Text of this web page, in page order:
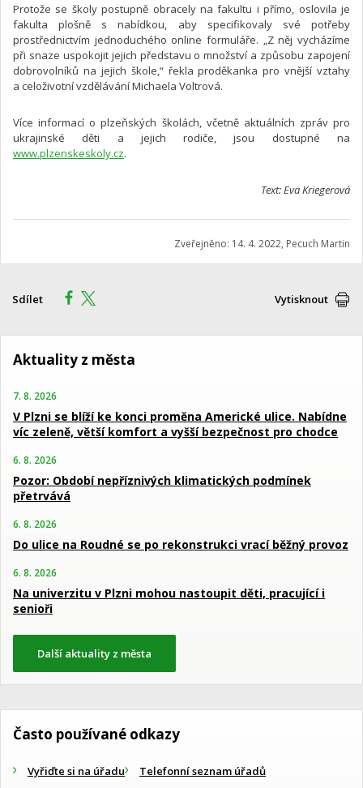
Protože se školy postupně obracely na fakultu i přímo, oslovila je
fakulta plošně s nabídkou, aby specifikovaly své potřeby
prostřednictvím jednoduchého online formuláře. „Z něj vycházíme
při snaze uspokojit jejich představu o množství a způsobu zapojení
dobrovolníků na jejich škole,“ řekla proděkanka pro vnější vztahy
a celoživotní vzdělávání Michaela Voltrová.
Více informací o plzeňských školách, včetně aktuálních zpráv pro
ukrajinské děti a jejich rodiče, jsou dostupné na
www.plzenskeskoly.cz.
Text: Eva Kriegerová
Zveřejněno: 14. 4. 2022, Pecuch Martin
Sdílet Vytisknout
Aktuality z města
7. 8. 2026
V Plzni se blíží ke konci proměna Americké ulice. Nabídne
víc zeleně, větší komfort a vyšší bezpečnost pro chodce
6. 8. 2026
Pozor: Období nepříznivých klimatických podmínek
přetrvává
6. 8. 2026
Do ulice na Roudné se po rekonstrukci vrací běžný provoz
6. 8. 2026
Na univerzitu v Plzni mohou nastoupit děti, pracující i
senioři
Další aktuality z města
Často používané odkazy
Vyřiďte si na úřadu
Telefonní seznam úřadů